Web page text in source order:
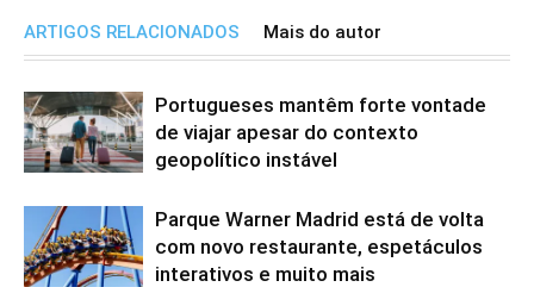
ARTIGOS RELACIONADOS Mais do autor
Portugueses mantêm forte vontade
de viajar apesar do contexto
geopolítico instável
Parque Warner Madrid está de volta
com novo restaurante, espetáculos
interativos e muito mais